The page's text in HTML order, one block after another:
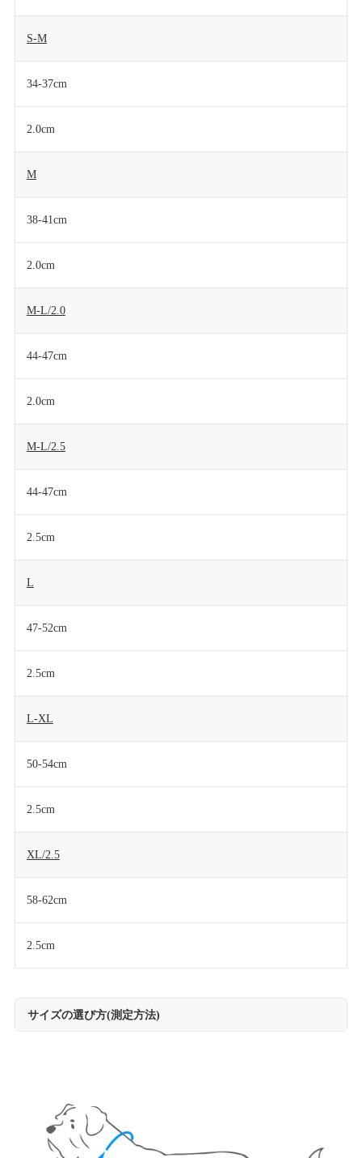
S-M
34-37cm
2.0cm
M
38-41cm
2.0cm
M-L/2.0
44-47cm
2.0cm
M-L/2.5
44-47cm
2.5cm
L
47-52cm
2.5cm
L-XL
50-54cm
2.5cm
XL/2.5
58-62cm
2.5cm
サイズの選び方(測定方法)